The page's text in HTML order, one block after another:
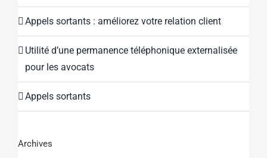
Appels sortants : améliorez votre relation client
Utilité d’une permanence téléphonique externalisée
pour les avocats
Appels sortants
Archives